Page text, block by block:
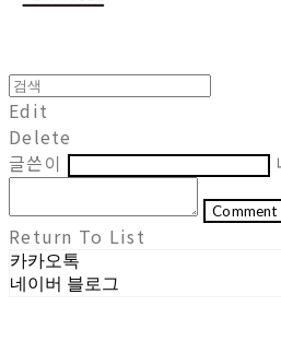
Edit
Delete
글쓴이
Comment
Return To List
카카오톡
네이버 블로그